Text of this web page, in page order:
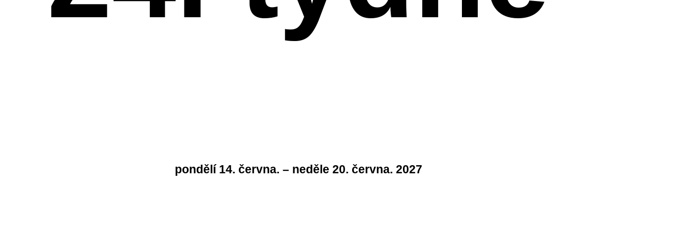
pondělí 14. června. – neděle 20. června. 2027